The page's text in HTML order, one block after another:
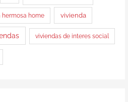
hermosa home vivienda
viviendas de interes social